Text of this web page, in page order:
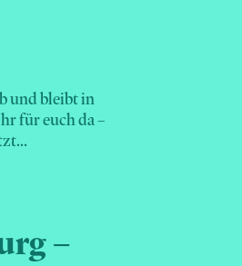
und bleibt in
für euch da –
–